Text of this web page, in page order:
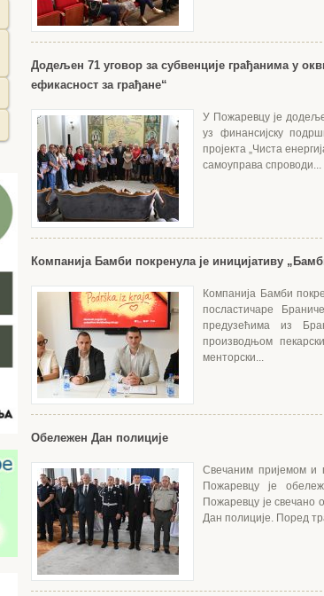
Додељен 71 уговор за субвенције грађанима у
ефикасност за грађане“
У Пожаревцу је
уз финансијску
пројекта „Чиста
самоуправа спроводи...
Компанија Бамби покренула је иницијативу
Компанија Бамби
посластичаре
предузећима из
производњом
менторски...
Обележен Дан полиције
Свечаним пријемом и
Пожаревцу је
Пожаревцу је
Дан полиције. Поред